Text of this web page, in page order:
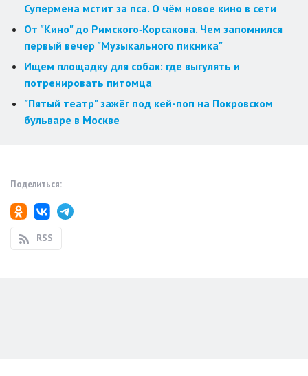
Супермена мстит за пса. О чём новое кино в сети
От "Кино" до Римского‑Корсакова. Чем запомнился
первый вечер "Музыкального пикника"
Ищем площадку для собак: где выгулять и
потренировать питомца
"Пятый театр" зажёг под кей-поп на Покровском
бульваре в Москве
Поделиться:
RSS